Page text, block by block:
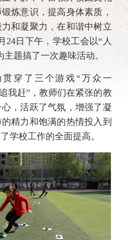
炼意识，提高身体素质，
和凝聚力，在和谐中树立
24日下午，学校工会以“人
主题搞了一次趣味活动。
穿了三个游戏“万众一
我赶”，教师们在紧张的教
，活跃了气氛，增强了凝
精力和饱满的热情投入到
学校工作的全面提高。